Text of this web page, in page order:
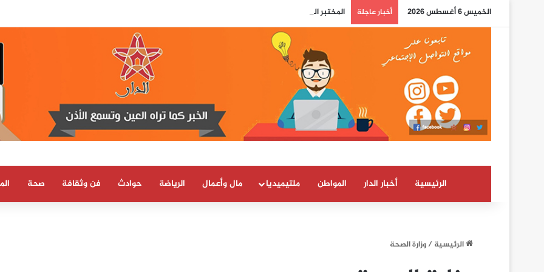
الخميس 6 أغسطس 2026 أخبار عاجلة المختبر الوطني للشرطة العلمية والتقنية يحصل على شهادة الاعتماد والمطابقة والجودة بالمعيار الدولي
الرئيسية أخبار الدار المواطن ملتيميديا مال وأعمال الرياضة حوادث فن وثقافة صحة
الرئيسية/وزارة الصحة